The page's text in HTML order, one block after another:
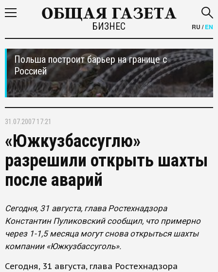
БИЗНЕС RU /EN
Польша построит барьер на границе с
Россией
31.07.2007 17:21
«Южкузбассуглю»
разрешили открыть шахты
после аварий
Сегодня, 31 августа, глава Ростехнадзора
Константин Пуликовский сообщил, что примерно
через 1-1,5 месяца могут снова открыться шахты
компании «Южкузбассуголь».
Сегодня, 31 августа, глава Ростехнадзора